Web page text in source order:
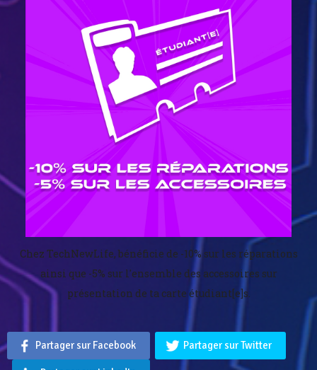
Chez TechNewLife, bénéficie de -10% sur les réparations
ainsi que -5% sur l'ensemble des accessoires sur
présentation de ta carte étudiant[e]s.
Partager sur Facebook Partager sur Twitter